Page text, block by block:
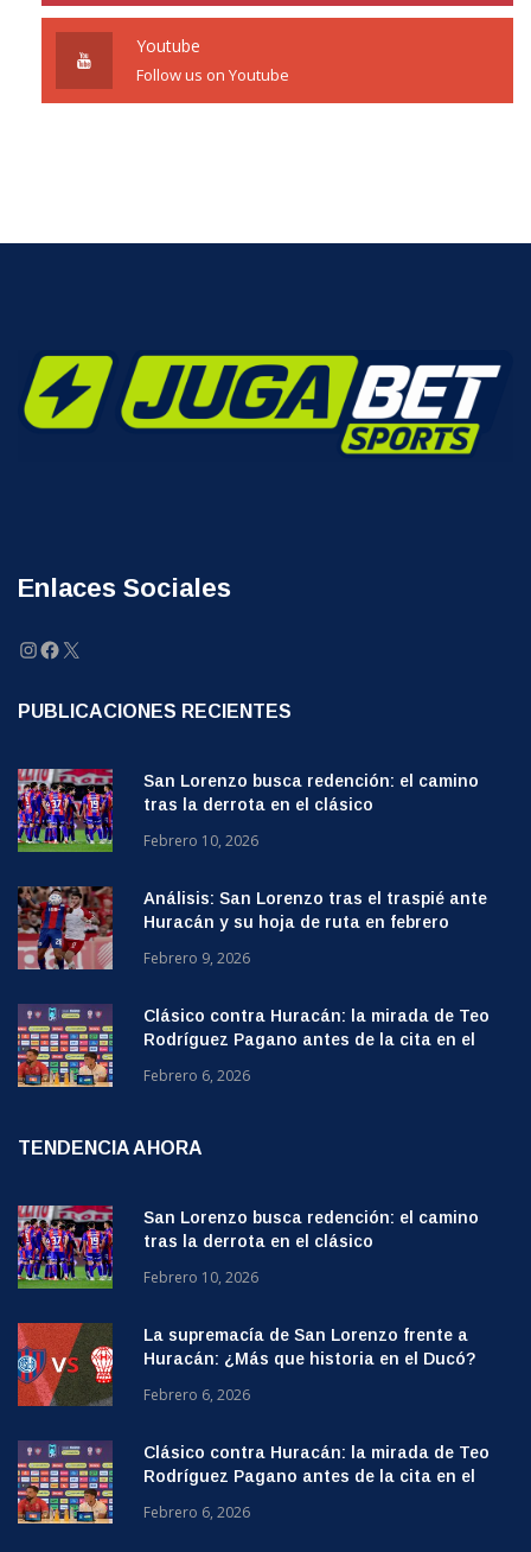
Youtube
Follow us on Youtube
Enlaces Sociales
Instagram
Facebook
X
PUBLICACIONES RECIENTES
San Lorenzo busca redención: el camino
tras la derrota en el clásico
Febrero 10, 2026
Análisis: San Lorenzo tras el traspié ante
Huracán y su hoja de ruta en febrero
Febrero 9, 2026
Clásico contra Huracán: la mirada de Teo
Rodríguez Pagano antes de la cita en el
Febrero 6, 2026
TENDENCIA AHORA
San Lorenzo busca redención: el camino
tras la derrota en el clásico
Febrero 10, 2026
La supremacía de San Lorenzo frente a
Huracán: ¿Más que historia en el Ducó?
Febrero 6, 2026
Clásico contra Huracán: la mirada de Teo
Rodríguez Pagano antes de la cita en el
Febrero 6, 2026